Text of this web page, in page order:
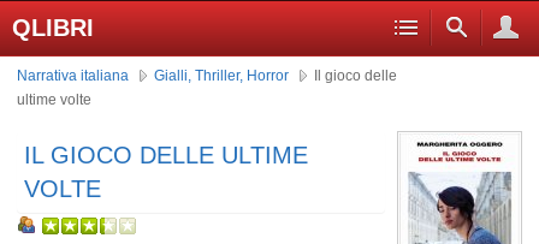
QLIBRI
Narrativa italiana Gialli, Thriller, Horror
Il gioco delle
ultime volte
IL GIOCO DELLE ULTIME
VOLTE